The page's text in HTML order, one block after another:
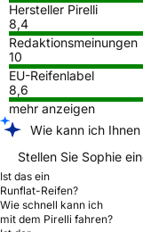
Hersteller Pirelli
8,4
Redaktionsmeinungen
10
EU-Reifenlabel
8,6
mehr anzeigen
Wie kann ich
Stellen Sie Sophie
Ist das ein
Runflat-Reifen?
Wie schnell kann ich
mit dem Pirelli fahren?